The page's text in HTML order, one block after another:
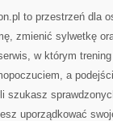
to przestrzeń dla
zmienić sylwetkę
w którym
a
szukasz
uporządkować